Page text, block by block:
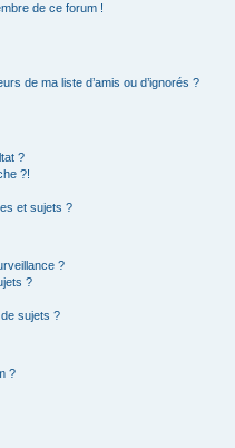
de ce forum !
de ma liste d’amis ou d’ignorés ?
?
?!
et sujets ?
?
?
sujets ?
?